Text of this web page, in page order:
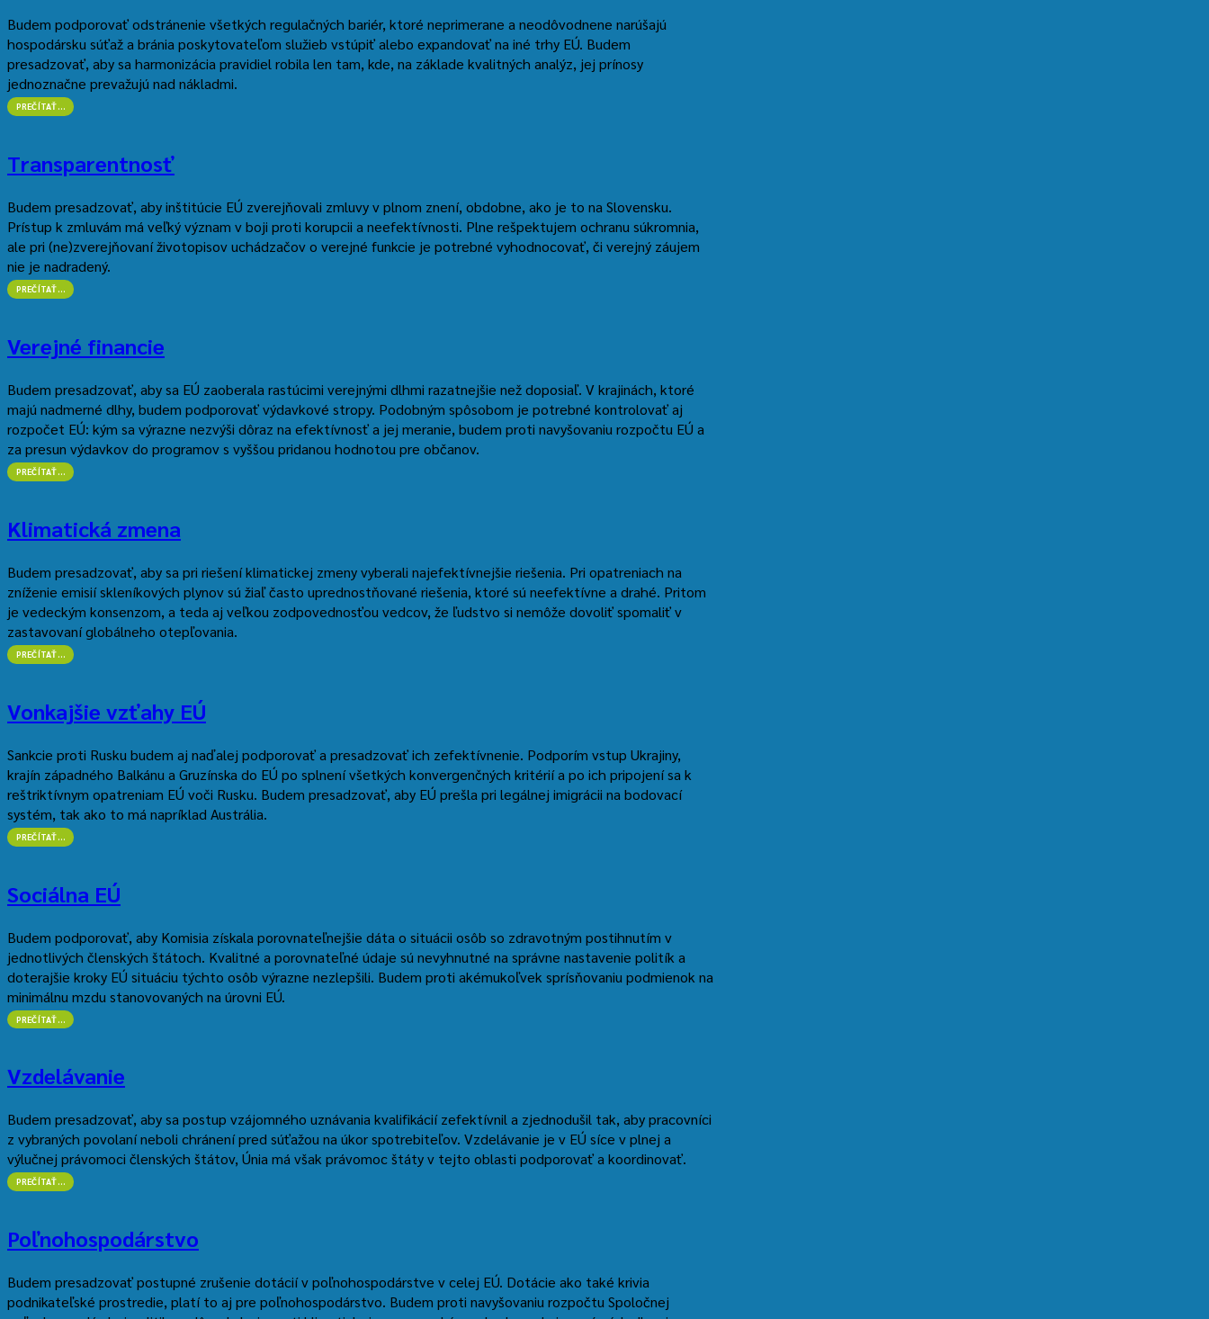
Budem podporovať odstránenie všetkých regulačných bariér, ktoré neprimerane a neodôvodnene narúšajú
hospodársku súťaž a bránia poskytovateľom služieb vstúpiť alebo expandovať na iné trhy EÚ. Budem
presadzovať, aby sa harmonizácia pravidiel robila len tam, kde, na základe kvalitných analýz, jej prínosy
jednoznačne prevažujú nad nákladmi.
PREČÍTAŤ
“JEDNOTNÝ
TRH
…
Transparentnosť
Budem presadzovať, aby inštitúcie EÚ zverejňovali zmluvy v plnom znení, obdobne, ako je to na Slovensku.
Prístup k zmluvám má veľký význam v boji proti korupcii a neefektívnosti. Plne rešpektujem ochranu súkromnia,
ale pri (ne)zverejňovaní životopisov uchádzačov o verejné funkcie je potrebné vyhodnocovať, či verejný záujem
nie je nadradený.
PREČÍTAŤ
“TRANSPARENTNOSŤ”
…
Verejné financie
Budem presadzovať, aby sa EÚ zaoberala rastúcimi verejnými dlhmi razatnejšie než doposiaľ. V krajinách, ktoré
majú nadmerné dlhy, budem podporovať výdavkové stropy. Podobným spôsobom je potrebné kontrolovať aj
rozpočet EÚ: kým sa výrazne nezvýši dôraz na efektívnosť a jej meranie, budem proti navyšovaniu rozpočtu EÚ a
za presun výdavkov do programov s vyššou pridanou hodnotou pre občanov.
PREČÍTAŤ
“VEREJNÉ
FINANCIE”
…
Klimatická zmena
Budem presadzovať, aby sa pri riešení klimatickej zmeny vyberali najefektívnejšie riešenia. Pri opatreniach na
zníženie emisií skleníkových plynov sú žiaľ často uprednostňované riešenia, ktoré sú neefektívne a drahé. Pritom
je vedeckým konsenzom, a teda aj veľkou zodpovednosťou vedcov, že ľudstvo si nemôže dovoliť spomaliť v
zastavovaní globálneho otepľovania.
PREČÍTAŤ
“KLIMATICKÁ
ZMENA”
…
Vonkajšie vzťahy EÚ
Sankcie proti Rusku budem aj naďalej podporovať a presadzovať ich zefektívnenie. Podporím vstup Ukrajiny,
krajín západného Balkánu a Gruzínska do EÚ po splnení všetkých konvergenčných kritérií a po ich pripojení sa k
reštriktívnym opatreniam EÚ voči Rusku. Budem presadzovať, aby EÚ prešla pri legálnej imigrácii na bodovací
systém, tak ako to má napríklad Austrália.
PREČÍTAŤ
“VONKAJŠIE
VZŤAHY
…
Sociálna EÚ
Budem podporovať, aby Komisia získala porovnateľnejšie dáta o situácii osôb so zdravotným postihnutím v
jednotlivých členských štátoch. Kvalitné a porovnateľné údaje sú nevyhnutné na správne nastavenie politík a
doterajšie kroky EÚ situáciu týchto osôb výrazne nezlepšili. Budem proti akémukoľvek sprísňovaniu podmienok na
minimálnu mzdu stanovovaných na úrovni EÚ.
PREČÍTAŤ
“SOCIÁLNA
EÚ”
…
Vzdelávanie
Budem presadzovať, aby sa postup vzájomného uznávania kvalifikácií zefektívnil a zjednodušil tak, aby pracovníci
z vybraných povolaní neboli chránení pred súťažou na úkor spotrebiteľov. Vzdelávanie je v EÚ síce v plnej a
výlučnej právomoci členských štátov, Únia má však právomoc štáty v tejto oblasti podporovať a koordinovať.
PREČÍTAŤ
“VZDELÁVANIE”
…
Poľnohospodárstvo
Budem presadzovať postupné zrušenie dotácií v poľnohospodárstve v celej EÚ. Dotácie ako také krivia
podnikateľské prostredie, platí to aj pre poľnohospodárstvo. Budem proti navyšovaniu rozpočtu Spoločnej